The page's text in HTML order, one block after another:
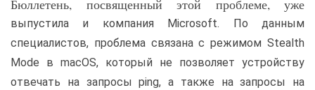
Бюллетень, посвященный этой проблеме, уже
выпустила и компания Microsoft. По данным
специалистов, проблема связана с режимом Stealth
Mode в macOS, который не позволяет устройству
отвечать на запросы ping, а также на запросы на